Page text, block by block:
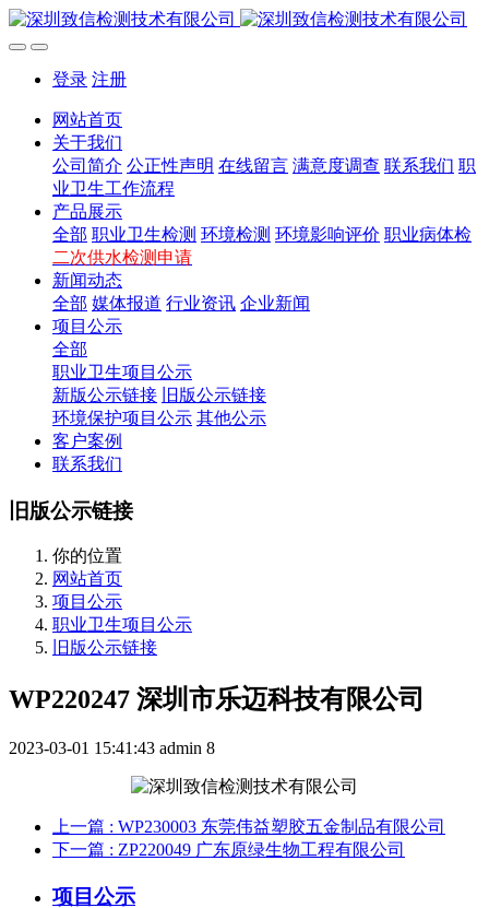
登录 注册
网站首页
关于我们
公司简介 公正性声明 在线留言 满意度调查 联系我们 职
业卫生工作流程
产品展示
全部 职业卫生检测 环境检测 环境影响评价 职业病体检
二次供水检测申请
新闻动态
全部 媒体报道 行业资讯 企业新闻
项目公示
全部
职业卫生项目公示
新版公示链接
旧版公示链接
环境保护项目公示 其他公示
客户案例
联系我们
旧版公示链接
你的位置
网站首页
项目公示
职业卫生项目公示
旧版公示链接
WP220247 深圳市乐迈科技有限公司
2023-03-01 15:41:43 admin 8
上一篇 : WP230003 东莞伟益塑胶五金制品有限公司
下一篇 : ZP220049 广东原绿生物工程有限公司
项目公示